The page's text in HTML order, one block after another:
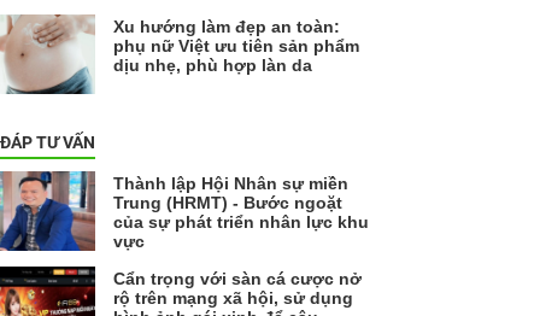
Xu hướng làm đẹp an toàn:
phụ nữ Việt ưu tiên sản phẩm
dịu nhẹ, phù hợp làn da
TƯ VẤN
Thành lập Hội Nhân sự miền
Trung (HRMT) - Bước ngoặt
của sự phát triển nhân lực khu
vực
Cẩn trọng với sàn cá cược nở
rộ trên mạng xã hội, sử dụng